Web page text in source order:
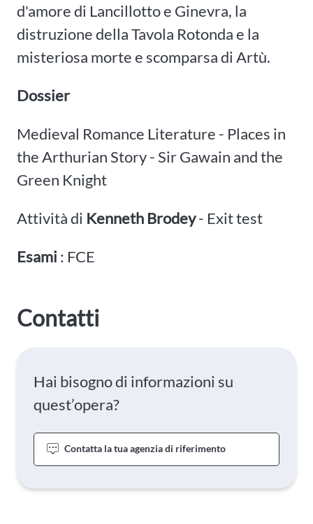
d'amore di Lancillotto e Ginevra, la
distruzione della Tavola Rotonda e la
misteriosa morte e scomparsa di Artù.
Dossier
Medieval Romance Literature - Places in
the Arthurian Story - Sir Gawain and the
Green Knight
Attività di Kenneth Brodey- Exit test
Esami : FCE
Contatti
Hai bisogno di informazioni su
quest’opera?
Contatta la tua agenzia di riferimento